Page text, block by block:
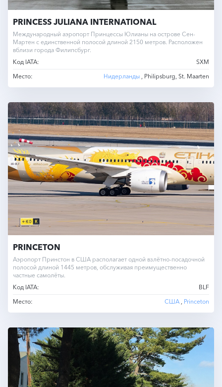
PRINCESS JULIANA INTERNATIONAL
Международный аэропорт Принцессы Юлианы на острове Сен-
Мартен с единственной полосой длиной 2150 метров. Расположен
вблизи города Филипсбург.
Код IATA:
SXM
Место:
Нидерланды , Philipsburg, St. Maarten
PRINCETON
Аэропорт Принстон в США располагает одной взлётно-посадочной
полосой длиной 1445 метров, обслуживая преимущественно
частные самолёты.
Код IATA:
BLF
Место:
США , Princeton